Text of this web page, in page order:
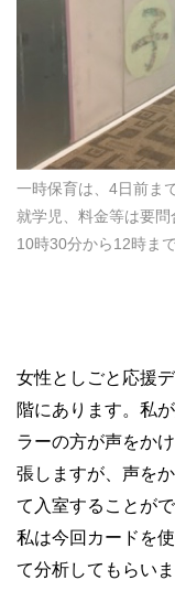
一時保育は、4日前ま
就学児、料金等は要
10時30分から12時ま
女性としごと応援
階にあります。私
ラーの方が声をか
張しますが、声を
て入室することがで
私は今回カードを
て分析してもらい